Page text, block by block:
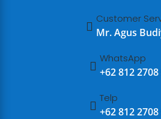

Customer
Mr. Agus

WhatsApp
+62 812

Telp
+62 812